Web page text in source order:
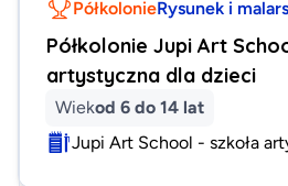
PółkolonieRysunek i
Półkolonie Jupi Art
artystyczna dla dzieci
Wiekod 6 do 14 lat
Jupi Art School - szkoła